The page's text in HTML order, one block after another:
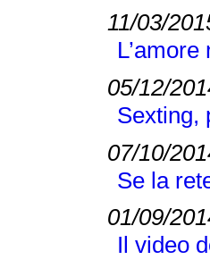
11/03/
05/12/
Sexting,
07/10/
Se la
01/09/
Il video